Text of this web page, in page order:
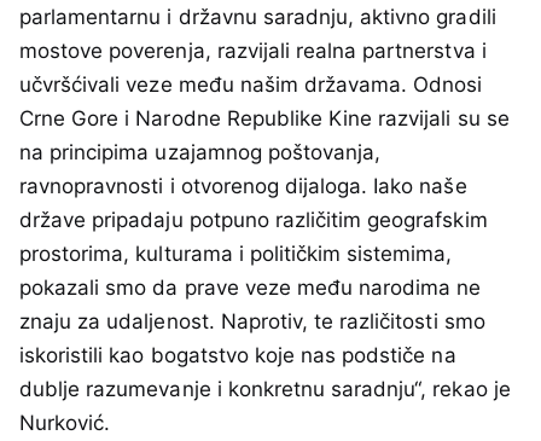
parlamentarnu i državnu saradnju, aktivno gradili
mostove poverenja, razvijali realna partnerstva i
učvršćivali veze među našim državama. Odnosi
Crne Gore i Narodne Republike Kine razvijali su se
na principima uzajamnog poštovanja,
ravnopravnosti i otvorenog dijaloga. Iako naše
države pripadaju potpuno različitim geografskim
prostorima, kulturama i političkim sistemima,
pokazali smo da prave veze među narodima ne
znaju za udaljenost. Naprotiv, te različitosti smo
iskoristili kao bogatstvo koje nas podstiče na
dublje razumevanje i konkretnu saradnju“, rekao je
Nurković.